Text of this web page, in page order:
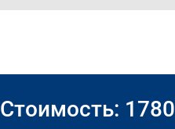
Стоимость: